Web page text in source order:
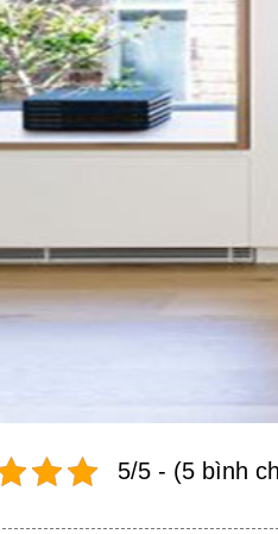
5/5 - (5 bình